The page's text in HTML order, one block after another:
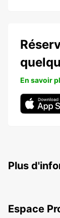
En savoir
Plus
Espace